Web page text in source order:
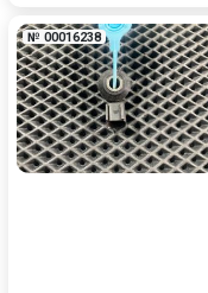
№ 00016238